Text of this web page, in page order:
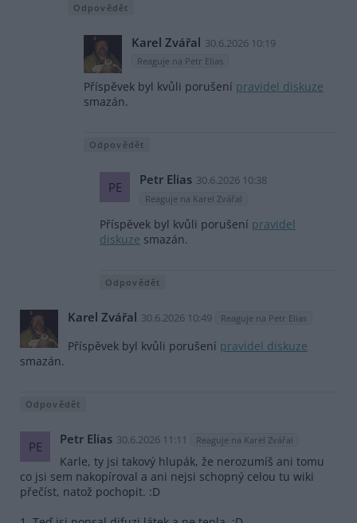
Odpovědět
Karel Zvářal 30.6.2026 10:19
Reaguje na Petr Elias
Příspěvek byl kvůli porušení pravidel diskuze
smazán.
Odpovědět
PE Petr Elias 30.6.2026 10:38
Reaguje na Karel Zvářal
Příspěvek byl kvůli porušení pravidel
diskuze smazán.
Odpovědět
Karel Zvářal 30.6.2026 10:49 Reaguje na Petr Elias
Příspěvek byl kvůli porušení pravidel diskuze
smazán.
Odpovědět
PE Petr Elias 30.6.2026 11:11 Reaguje na Karel Zvářal
Karle, ty jsi takový hlupák, že nerozumíš ani tomu
co jsi sem nakopíroval a ani nejsi schopný celou tu wiki
přečíst, natož pochopit. :D